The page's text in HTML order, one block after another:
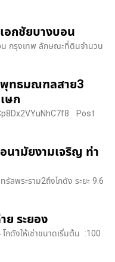
เอกชัยบางบอน
กรุงเทพ ลักษณะที่ดินจำนวน
พุทธมณฑลสาย3
ษก
Post
อนามัยงามเจริญ ท่า
รัลพระราม2ถึงโกดัง ระยะ 9.6
ย ระยอง
ดังให้เช่าขนาดเริ่มต้น :100